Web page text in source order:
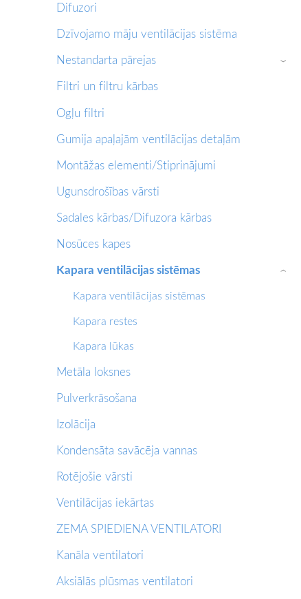
Difuzori
Dzīvojamo māju ventilācijas sistēma
Nestandarta pārejas
›
Filtri un filtru kārbas
Ogļu filtri
Gumija apaļajām ventilācijas detaļām
Montāžas elementi/Stiprinājumi
Ugunsdrošības vārsti
Sadales kārbas/Difuzora kārbas
Nosūces kapes
Kapara ventilācijas sistēmas
Kapara ventilācijas sistēmas
Kapara restes
Kapara lūkas
›
Metāla loksnes
Pulverkrāsošana
Izolācija
Kondensāta savācēja vannas
Rotējošie vārsti
Ventilācijas iekārtas
ZEMA SPIEDIENA VENTILATORI
Kanāla ventilatori
Aksiālās plūsmas ventilatori